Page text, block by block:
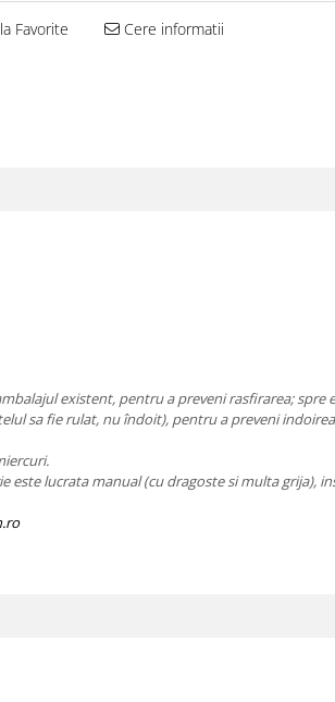
Favorite Cere informatii
existent, pentru a preveni rasfirarea; spre
sa fie rulat, nu îndoit), pentru a preveni
lucrata manual (cu dragoste si multa grija),